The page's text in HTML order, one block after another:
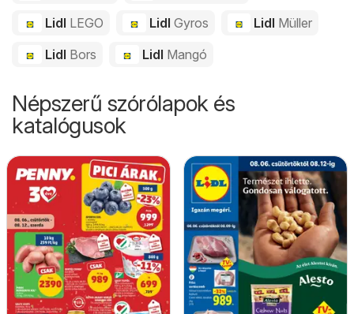
Lidl LEGO Lidl Gyros Lidl Müller
Lidl Bors Lidl Mangó
Népszerű szórólapok és
katalógusok